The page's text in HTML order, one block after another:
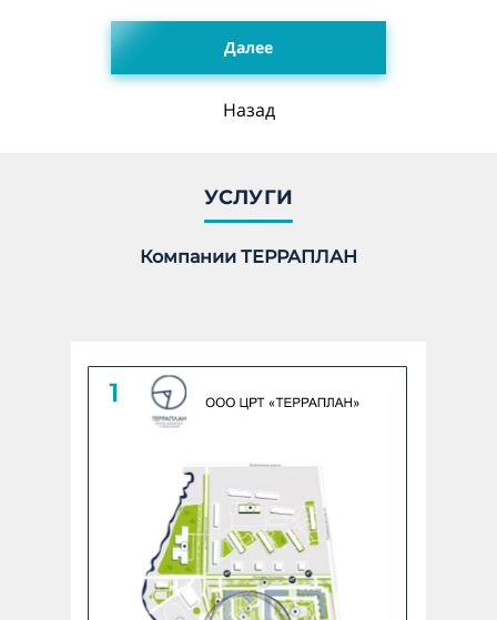
Далее
Назад
Укажите количество гектар, 1 га = 10 000 м2 *
Линейный объект
Количество: undefined КМ
Площадный объект
Укажите количество гектар, 1 га = 10 000 м2 *
УСЛУГИ
Компании ТЕРРАПЛАН